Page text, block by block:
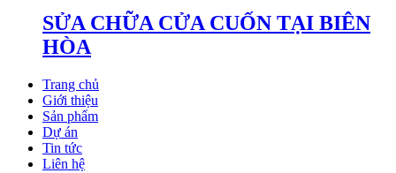
SỬA CHỮA CỬA CUỐN TẠI BIÊN
HÒA
Trang chủ
Giới thiệu
Sản phẩm
Dự án
Tin tức
Liên hệ